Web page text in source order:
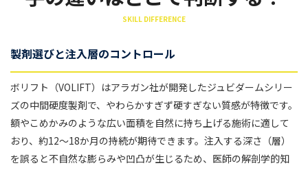
SKILL DIFFERENCE
製剤選びと注入層のコントロール
ボリフト（VOLIFT）はアラガン社が開発したジュビダームシリー
ズの中間硬度製剤で、やわらかすぎず硬すぎない質感が特徴です。
額やこめかみのような広い面積を自然に持ち上げる施術に適して
おり、約12〜18か月の持続が期待できます。注入する深さ（層）
を誤ると不自然な膨らみや凹凸が生じるため、医師の解剖学的知